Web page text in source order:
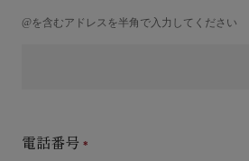
@を含むアドレスを半角で入力してください
電話番号